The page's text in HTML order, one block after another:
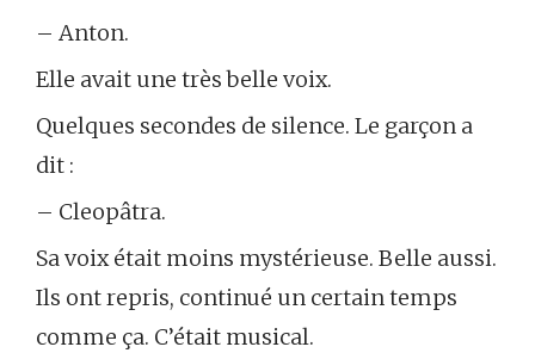
– Anton.
Elle avait une très belle voix.
Quelques secondes de silence. Le garçon a
dit :
– Cleopâtra.
Sa voix était moins mystérieuse. Belle aussi.
Ils ont repris, continué un certain temps
comme ça. C’était musical.